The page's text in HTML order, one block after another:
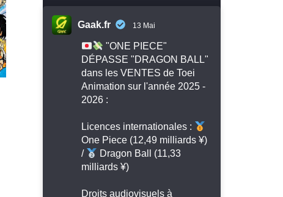
Gaak.fr 13 Mai
"ONE PIECE"
DÉPASSE "DRAGON BALL"
dans les VENTES de Toei
Animation sur l'année 2025 -
2026 :
Licences internationales :
One Piece (12,49 milliards ¥)
/
Dragon Ball (11,33
milliards ¥)
Droits audiovisuels à